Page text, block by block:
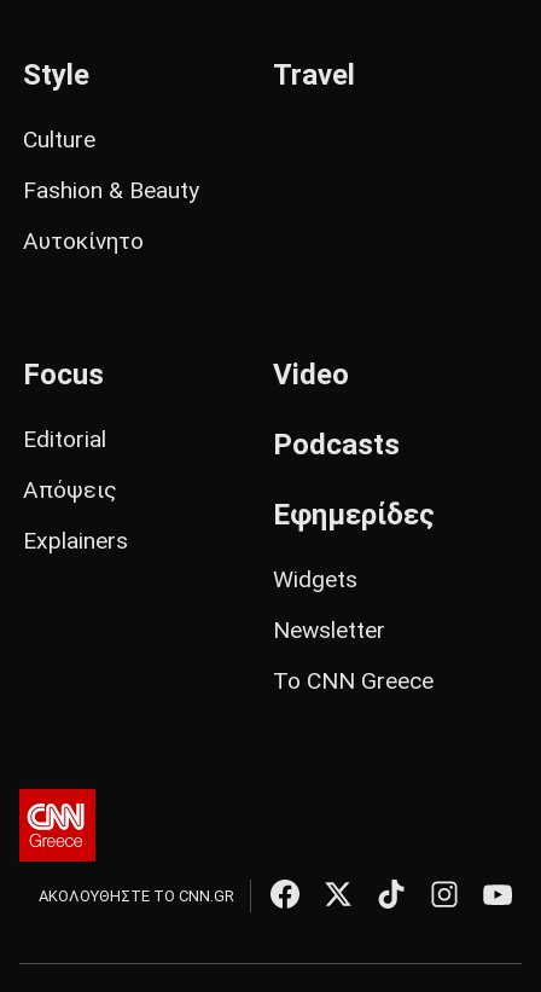
Style
Culture
Fashion & Beauty
Αυτοκίνητο
Travel
Focus
Editorial
Απόψεις
Explainers
Video
Podcasts
Εφημερίδες
Widgets
Newsletter
Το CNN Greece
ΑΚΟΛΟΥΘΗΣΤΕ ΤΟ CNN.GR